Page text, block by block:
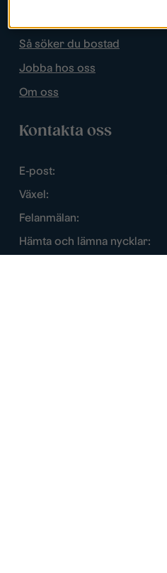
Så söker du bostad
Jobba hos oss
Om oss
Kontakta oss
E-post:
Växel:
Felanmälan:
Hämta och lämna nycklar: